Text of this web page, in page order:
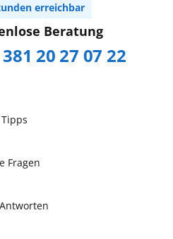
erreichbar
Beratung
20 27 07 22
Fragen